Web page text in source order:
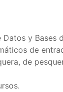
y Bases
de
de